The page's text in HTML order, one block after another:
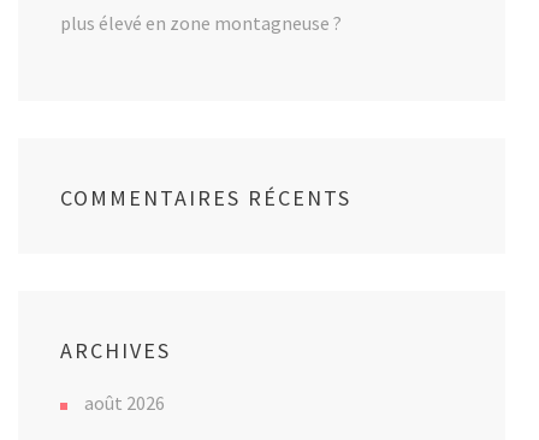
plus élevé en zone montagneuse ?
COMMENTAIRES RÉCENTS
ARCHIVES
août 2026